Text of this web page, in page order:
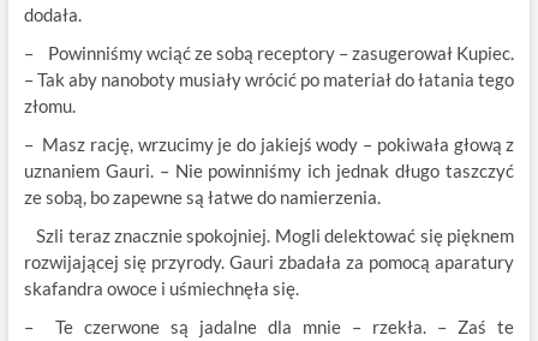
dodała.
– Powinniśmy wciąć ze sobą receptory – zasugerował Kupiec.
– Tak aby nanoboty musiały wrócić po materiał do łatania tego
złomu.
– Masz rację, wrzucimy je do jakiejś wody – pokiwała głową z
uznaniem Gauri. – Nie powinniśmy ich jednak długo taszczyć
ze sobą, bo zapewne są łatwe do namierzenia.
Szli teraz znacznie spokojniej. Mogli delektować się pięknem
rozwijającej się przyrody. Gauri zbadała za pomocą aparatury
skafandra owoce i uśmiechnęła się.
– Te czerwone są jadalne dla mnie – rzekła. – Zaś te